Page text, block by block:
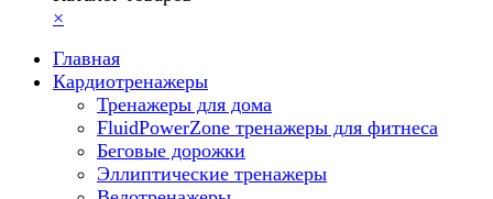
×
Главная
Кардиотренажеры
Тренажеры для дома
FluidPowerZone тренажеры для фитнеса
Беговые дорожки
Эллиптические тренажеры